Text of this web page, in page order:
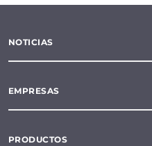
NOTICIAS
EMPRESAS
PRODUCTOS